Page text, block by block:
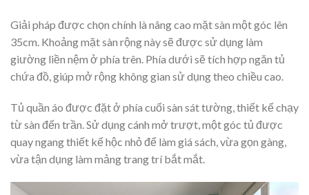
Giải pháp được chọn chính là nâng cao mặt sàn một góc lên
35cm. Khoảng mặt sàn rộng này sẽ được sử dụng làm
giường liền nệm ở phía trên. Phía dưới sẽ tích hợp ngăn tủ
chứa đồ, giúp mở rộng không gian sử dụng theo chiều cao.
Tủ quần áo được đặt ở phía cuối sàn sát tường, thiết kế chạy
từ sàn đến trần. Sử dụng cánh mở trượt, một góc tủ được
quay ngang thiết kế hộc nhỏ để làm giá sách, vừa gọn gàng,
vừa tận dụng làm mảng trang trí bắt mắt.